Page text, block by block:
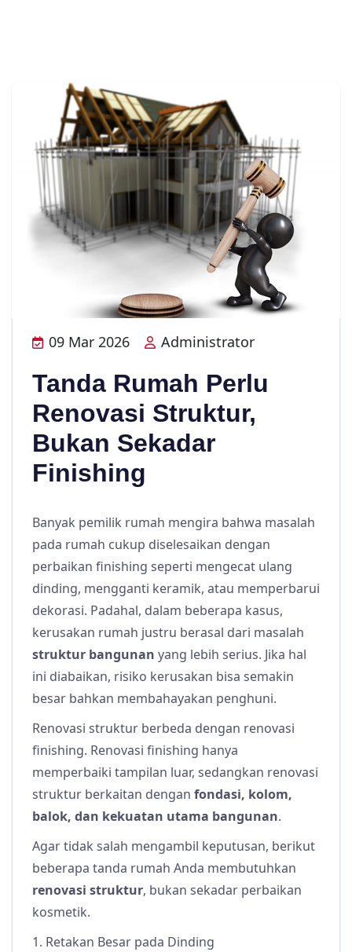
09 Mar 2026 Administrator
Tanda Rumah Perlu
Renovasi Struktur,
Bukan Sekadar
Finishing
Banyak pemilik rumah mengira bahwa masalah
pada rumah cukup diselesaikan dengan
perbaikan finishing seperti mengecat ulang
dinding, mengganti keramik, atau memperbarui
dekorasi. Padahal, dalam beberapa kasus,
kerusakan rumah justru berasal dari masalah
struktur bangunan yang lebih serius. Jika hal
ini diabaikan, risiko kerusakan bisa semakin
besar bahkan membahayakan penghuni.
Renovasi struktur berbeda dengan renovasi
finishing. Renovasi finishing hanya
memperbaiki tampilan luar, sedangkan renovasi
struktur berkaitan dengan fondasi, kolom,
balok, dan kekuatan utama bangunan.
Agar tidak salah mengambil keputusan, berikut
beberapa tanda rumah Anda membutuhkan
renovasi struktur, bukan sekadar perbaikan
kosmetik.
1. Retakan Besar pada Dinding